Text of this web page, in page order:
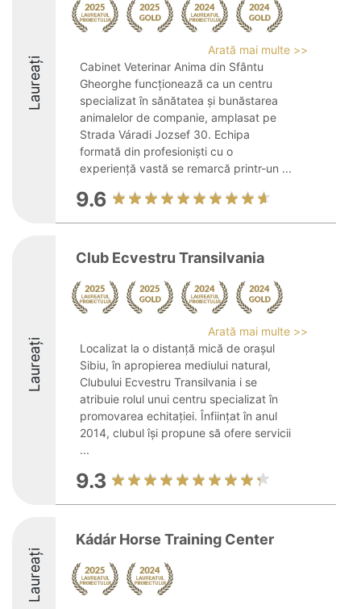
Laureați
Arată mai multe >>
Cabinet Veterinar Anima din Sfântu
Gheorghe funcționează ca un centru
specializat în sănătatea și bunăstarea
animalelor de companie, amplasat pe
Strada Váradi Jozsef 30. Echipa
formată din profesioniști cu o
experiență vastă se remarcă printr-un ...
9.6
Laureați
Club Ecvestru Transilvania
Arată mai multe >>
Localizat la o distanță mică de orașul
Sibiu, în apropierea mediului natural,
Clubului Ecvestru Transilvania i se
atribuie rolul unui centru specializat în
promovarea echitației. Înființat în anul
2014, clubul își propune să ofere servicii
...
9.3
Laureați
Kádár Horse Training Center